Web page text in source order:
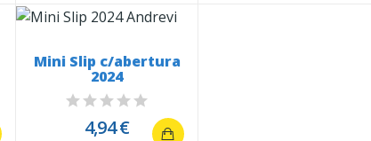
Mini Slip c/abertura
2024
4,94 €